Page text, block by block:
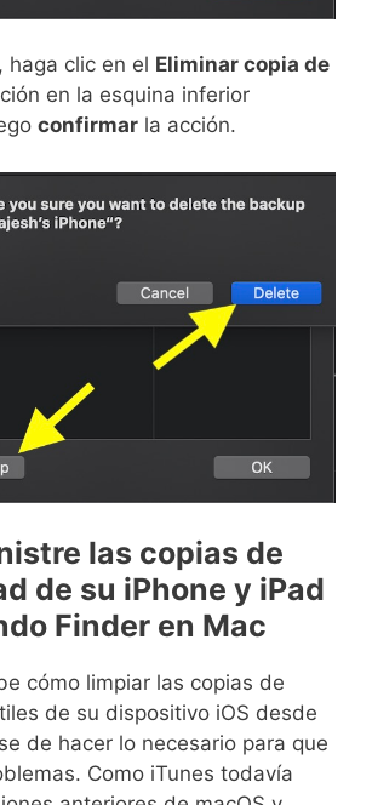
haga clic en el Eliminar copia de
en la esquina inferior
confirmar la acción.
las copias de
de su iPhone y iPad
Finder en Mac
cómo limpiar las copias de
de su dispositivo iOS desde
de hacer lo necesario para que
Como iTunes todavía